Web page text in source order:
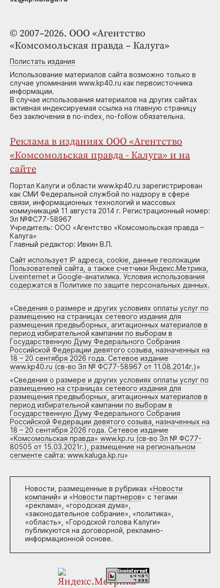
© 2007–2026. ООО «Агентство
«Комсомольская правда – Калуга»
Полистать издания
Использование материалов сайта возможно только в
случае упоминания www.kp40.ru как первоисточника
информации.
В случае использования материалов на других сайтах
активная индексируемая ссылка на главную страницу
без заключения в no-index, no-follow обязательна.
Реклама в изданиях ООО «Агентство
«Комсомольская правда - Калуга» и на
сайте
Портал Калуги и области www.kp40.ru зарегистрирован
как СМИ Федеральной службой по надзору в сфере
связи, информационных технологий и массовых
коммуникаций 11 августа 2014 г. Регистрационный номер:
Эл №ФС77-58967
Учредитель: ООО «Агентство «Комсомольская правда –
Калуга»
Главный редактор: Ивкин В.П.
Сайт использует IP адреса, cookie, данные геолокации
Пользователей сайта, а также счетчики Яндекс.Метрика,
Liveinternet и Google-анатилика. Условия использования
содержатся в Политике по защите персональных данных.
«Сведения о размере и других условиях оплаты услуг по
размещению на страницах сетевого издания для
размещения предвыборных, агитационных материалов в
период избирательной кампании по выборам в
Государственную Думу Федерального Собрания
Российской Федерации девятого созыва, назначенных на
18 – 20 сентября 2026 года. Сетевое издание
www.kp40.ru (св-во Эл № ФС77-58967 от 11.08.2014г.)»
«Сведения о размере и других условиях оплаты услуг по
размещению на страницах сетевого издания для
размещения предвыборных, агитационных материалов в
период избирательной кампании по выборам в
Государственную Думу Федерального Собрания
Российской Федерации девятого созыва, назначенных на
18 – 20 сентября 2026 года. Сетевое издание
«Комсомольская правда» www.kp.ru (св-во Эл № ФС77-
80505 от 15.03.2021г.), размещение на региональном
сегменте сайта: www.kaluga.kp.ru»
Новости, размещенные в рубриках «Новости
компаний» и «Новости партнеров» с тегами
«реклама», «городская дума»,
«законодательное собрание», «политика»,
«область», «Городской голова Калуги»
публикуются на договорной, рекламно-
информационной основе.